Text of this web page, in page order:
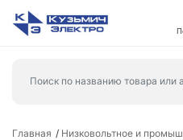
Главная
Низковольтное и